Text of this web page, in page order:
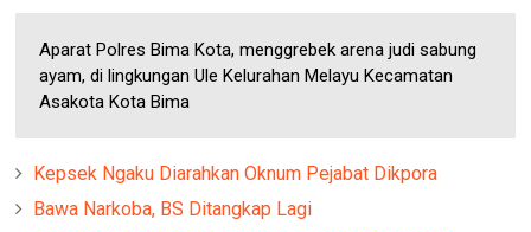
Aparat Polres Bima Kota, menggrebek arena judi sabung
ayam, di lingkungan Ule Kelurahan Melayu Kecamatan
Asakota Kota Bima
Kepsek Ngaku Diarahkan Oknum Pejabat Dikpora
Bawa Narkoba, BS Ditangkap Lagi